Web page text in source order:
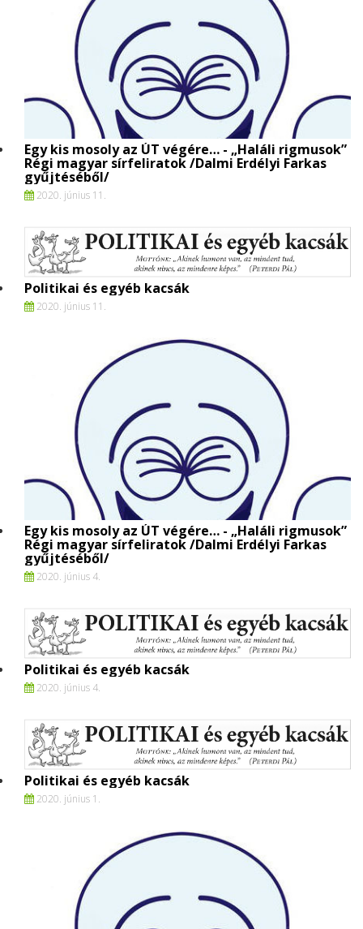
Egy kis mosoly az ÚT végére… - „Haláli rigmusok”
Régi magyar sírfeliratok /Dalmi Erdélyi Farkas
gyűjtéséből/
2020. június 11.
Politikai és egyéb kacsák
2020. június 11.
Egy kis mosoly az ÚT végére… - „Haláli rigmusok”
Régi magyar sírfeliratok /Dalmi Erdélyi Farkas
gyűjtéséből/
2020. június 4.
Politikai és egyéb kacsák
2020. június 4.
Politikai és egyéb kacsák
2020. június 1.